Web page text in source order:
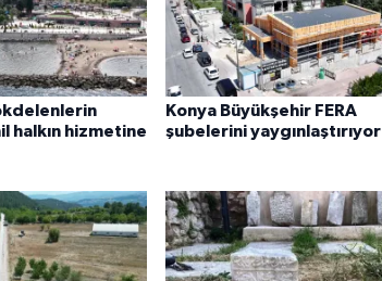
halkın hizmetine
Konya Büyükşehir FERA
şubelerini yaygınlaştırıyor